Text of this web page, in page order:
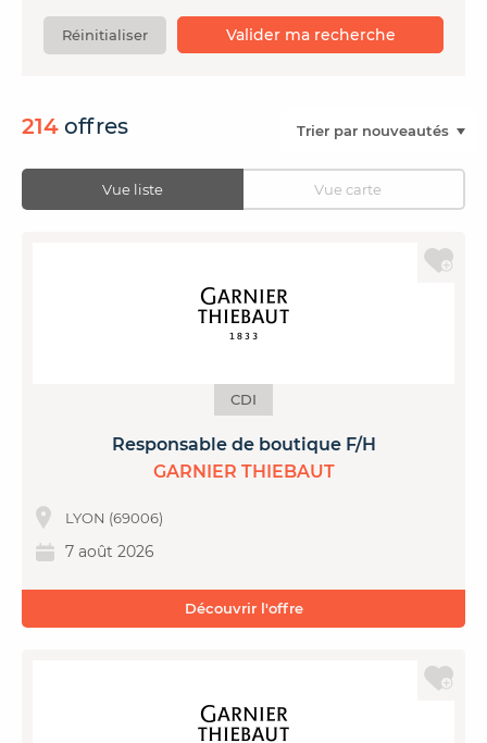
Espace recruteur
Valider ma recherche
Réinitialiser
214 offres
Vue liste Vue carte
CDI
Responsable de boutique F/H
GARNIER THIEBAUT
LYON (69006)
7 août 2026
Découvrir l'offre